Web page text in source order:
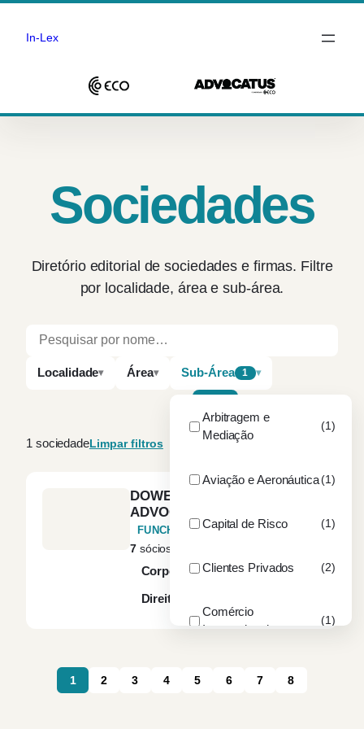
Saltar
In-Lex
Sociedades
Diretório editorial de sociedades e firmas. Filtre
por localidade, área e sub-área.
Localidade Área Sub-Área 1
Arbitragem e
Mediação
(1)
Aviação e Aeronáutica(1)
Capital de Risco (1)
Clientes Privados (2)
Comércio
Internacional
(1)
Construção e Obras
1 sociedadeLimpar filtros
DOWER – SOCIEDADE DE
ADVOGADOS, SP, RL
FUNCHAL
7sócios
Corporate
Direito Civil
Direito Fiscal
1 2 3 4 5 6 7 8